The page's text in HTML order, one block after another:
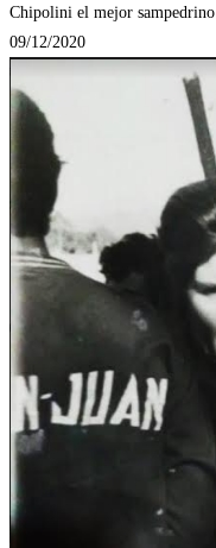
Chipolini el mejor sampedrino
09/12/2020